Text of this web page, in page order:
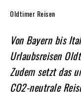
Oldtimer Reisen
Von Bayern bis
Urlaubsreisen
Zudem setzt das
CO2-neutrale